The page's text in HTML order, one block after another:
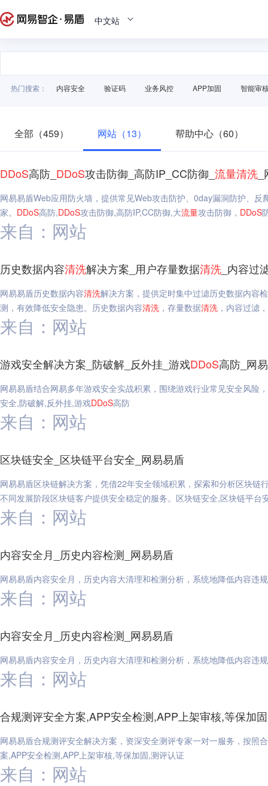
中文站
热门搜索： 内容安全 验证码 业务风控 APP加固 智能审
全部（459） 网站（13） 帮助中心（60）
DDoS高防_ DDoS攻击防御_高防IP_CC防御_ 流量清洗
网易易盾Web应用防火墙，提供常见Web攻击防护、0day漏洞防护、
家。 DDoS高防,DDoS攻击防御,高防IP,CC防御,大流量攻击防御， DDoS
来自：网站
历史数据内容清洗解决方案_用户存量数据清洗 _内容过
网易易盾历史数据内容清洗解决方案，提供定时集中过滤历史数据内容
测，有效降低安全隐患。历史数据内容清洗 ，存量数据清洗 ，内容过滤
来自：网站
游戏安全解决方案_防破解_反外挂_游戏DDoS高防_网
网易易盾结合网易多年游戏安全实战积累，围绕游戏行业常见安全风
安全,防破解,反外挂,游戏DDoS高防
来自：网站
区块链安全_区块链平台安全_网易易盾
网易易盾区块链解决方案，凭借22年安全领域积累，探索和分析区块
不同发展阶段区块链客户提供安全稳定的服务。区块链安全,区块链平台
来自：网站
内容安全月_历史内容检测_网易易盾
网易易盾内容安全月，历史内容大清理和检测分析，系统地降低内容违
来自：网站
内容安全月_历史内容检测_网易易盾
网易易盾内容安全月，历史内容大清理和检测分析，系统地降低内容违
来自：网站
合规测评安全方案,APP安全检测,APP上架审核,等保加
网易易盾合规测评安全解决方案，资深安全测评专家一对一服务，按照
案,APP安全检测,APP上架审核,等保加固,测评认证
来自：网站